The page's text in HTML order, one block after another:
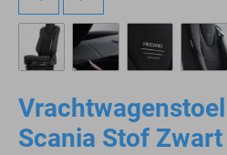
Scania Stof Zwart